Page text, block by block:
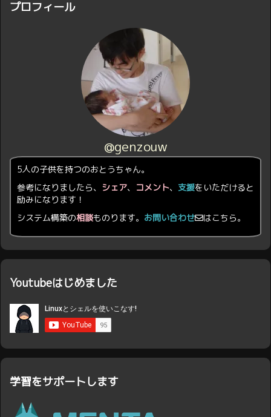
プロフィール
@genzouw
5人の子供を持つのおとうちゃん。
参考になりましたら、 シェア、 コメント、 支援をいただけると
励みになります！
システム構築の相談ものります。 お問い合わせ はこちら。
Youtubeはじめました
学習をサポートします